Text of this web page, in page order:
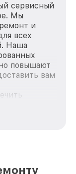
сервисный
Мы
и
всех
Наша
повышают
вам
для
Miele, вне